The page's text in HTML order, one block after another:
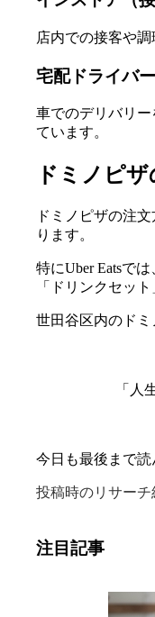
店内での接客や
宅配ドライバー
車でのデリバリー
ています。
ドミノピ
ドミノピザの注
ります。
特にUber Eatsで
「ドリンクセッ
世田谷区内のド
「人
今日も最後まで
投稿時のリサー
注目記事